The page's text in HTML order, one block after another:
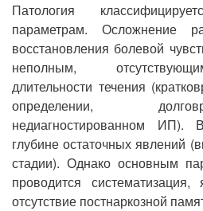
Патология
параметрам. Осложнение
восстановления болевой
неполным,
длительности течения
определении,
недиагностированном ИП).
глубине остаточных явлений
стадии). Однако основным
проводится
отсутствие постнаркозной